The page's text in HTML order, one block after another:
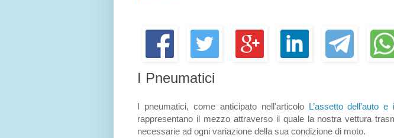
I Pneumatici
I pneumatici, come anticipato nell'articolo L’assetto dell’auto
rappresentano il mezzo attraverso il quale la nostra vettura
necessarie ad ogni variazione della sua condizione di moto.